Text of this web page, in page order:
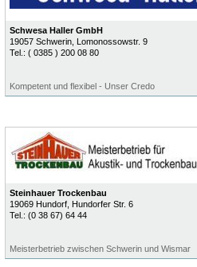
Schwesa Haller GmbH
19057 Schwerin, Lomonossowstr. 9
Tel.: ( 0385 ) 200 08 80
Kompetent und flexibel - Unser Credo
Steinhauer Trockenbau
19069 Hundorf, Hundorfer Str. 6
Tel.: (0 38 67) 64 44
Meisterbetrieb zwischen Schwerin und Wismar